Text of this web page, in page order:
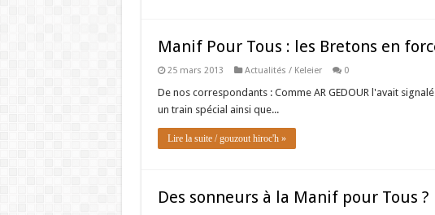
Manif Pour Tous : les Bretons en
25 mars 2013 Actualités / Keleier 0
De nos correspondants : Comme AR GEDOUR l'avait
un train spécial ainsi que...
Lire la suite / gouzout hiroc'h »
Des sonneurs à la Manif pour Tous ?